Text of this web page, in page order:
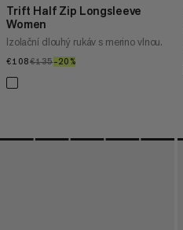
Trift Half Zip Longsleeve
Women
Izolační dlouhý rukáv s merino vlnou.
€108€108
€135€135
–20%